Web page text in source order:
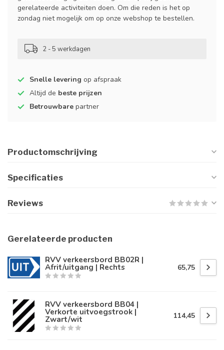
gerelateerde activiteiten doen. Om die reden is het op
zondag niet mogelijk om op onze webshop te bestellen.
2 - 5 werkdagen
Snelle levering op afspraak
Altijd de beste prijzen
Betrouwbare partner
Productomschrijving
Specificaties
Reviews
Gerelateerde producten
RVV verkeersbord BB02R |
Afrit/uitgang | Rechts 65,75
RVV verkeersbord BB04 |
Verkorte uitvoegstrook |
Zwart/wit 114,45